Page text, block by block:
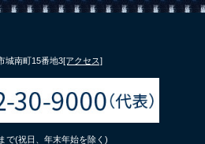
城南町15番地3[アクセス]
で(祝日、年末年始を除く)